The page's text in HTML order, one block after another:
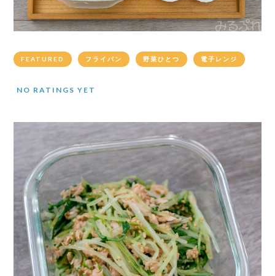
FEATURED フライパン 野菜ひとつ 電子レンジ
NO RATINGS YET